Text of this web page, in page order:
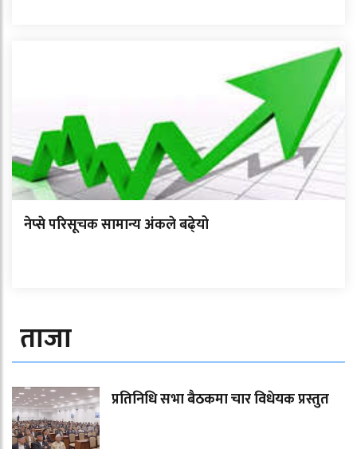
नेप्से परिसूचक सामान्य अंकले बढे्यो
ताजा
प्रतिनिधि सभा बैठकमा चार विधेयक प्रस्तुत